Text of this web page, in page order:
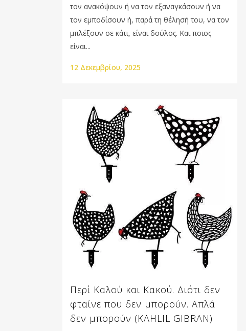
τον ανακόψουν ή να τον εξαναγκάσουν ή να
τον εμποδίσουν ή, παρά τη θέλησή του, να τον
μπλέξουν σε κάτι, είναι δούλος. Και ποιος
είναι...
12 Δεκεμβρίου, 2025
Περί Καλού και Κακού. Διότι δεν
φταίνε που δεν μπορούν. Απλά
δεν μπορούν (KAHLIL GIBRAN)